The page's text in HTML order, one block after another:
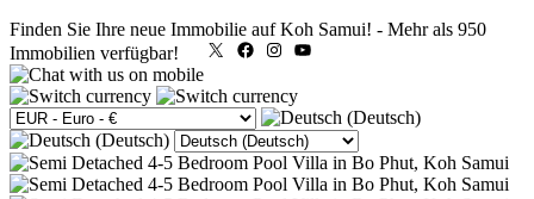
Finden Sie Ihre neue Immobilie auf Koh Samui! - Mehr als 950
Immobilien verfügbar!
X FacebookInstagram